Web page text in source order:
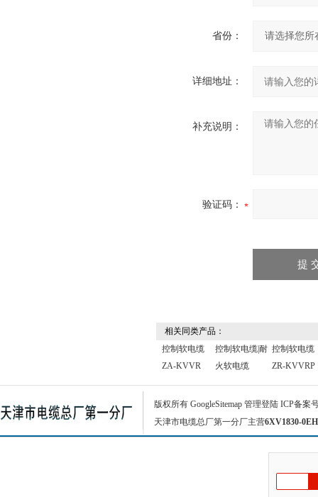
省份：
详细地址：
补充说明：
验证码：
相关同类产品：
控制软电缆
ZA-KVVR
控制软电缆|耐
火软电缆
控制软电缆
ZR-KVVRP
版权所有 GoogleSitemap 管理登陆 ICP备案
天津市电缆总厂第一分厂主营6XV1830-